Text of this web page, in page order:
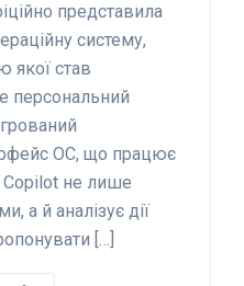
представила
систему,
якої став
персональний
ОС, що працює
Copilot не лише
а й аналізує дії
[…]